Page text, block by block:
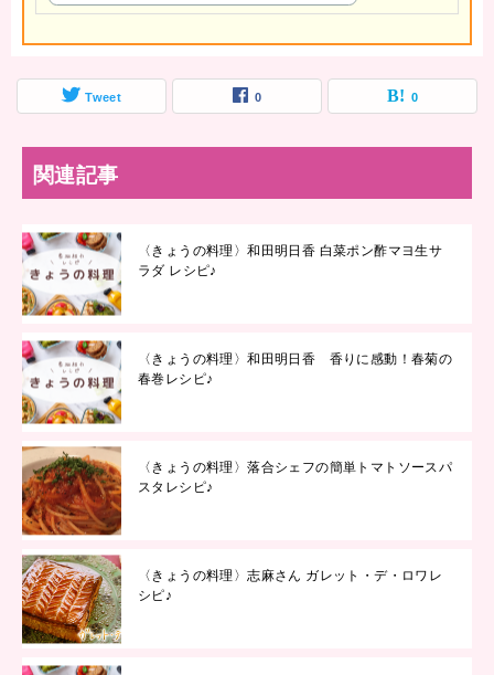
Tweet 0 0
関連記事
〈きょうの料理〉和田明日香 白菜ポン酢マヨ生サ
ラダ レシピ♪
〈きょうの料理〉和田明日香 香りに感動！春菊の
春巻レシピ♪
〈きょうの料理〉落合シェフの簡単トマトソースパ
スタレシピ♪
〈きょうの料理〉志麻さん ガレット・デ・ロワレ
シピ♪